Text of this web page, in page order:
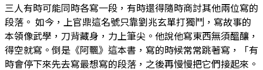
三人有時可能同時各寫一段，有時還得隨時商討其他兩位寫的
段落。 如今，上官鼎這名號只靠劉兆玄單打獨鬥，寫故事的
本領像武學，刀背藏身，力上筆尖。他說他寫東西無須醞釀，
得空就寫。倒是《阿飄》這本書，寫的時候常常跳著寫，「有
時會停下來先去寫最想寫的段落，之後再慢慢把它們接起來。